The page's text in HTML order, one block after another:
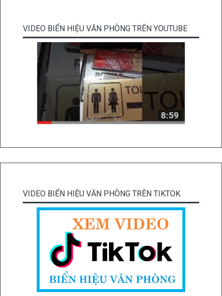
VIDEO BIỂN HIỆU VĂN PHÒNG TRÊN YOUTUBE
VIDEO BIỂN HIỆU VĂN PHÒNG TRÊN TIKTOK